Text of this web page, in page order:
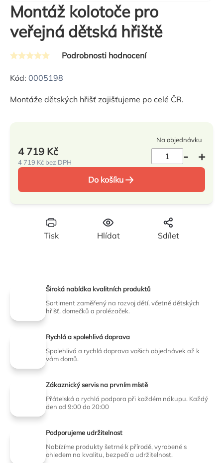
Montáž kolotoče pro
veřejná dětská hřiště
Průměrné
hodnocení
je
hvězdiček.
Podrobnosti hodnocení
Kód: 0005198
Montáže dětských hřišť zajišťujeme po celé ČR.
Tisk Hlídat Sdílet
Na objednávku
4 719 Kč
4 719 Kč bez DPH
Měrná
cena:
Do košíku
Široká nabídka kvalitních produktů
Sortiment zaměřený na rozvoj dětí, včetně dětských
hřišť, domečků a prolézaček.
Rychlá a spolehlivá doprava
Spolehlivá a rychlá doprava vašich objednávek až k
vám domů.
Zákaznický servis na prvním místě
Přátelská a rychlá podpora při každém nákupu. Každý
den od 9:00 do 20:00
Podporujeme udržitelnost
Nabízíme produkty šetrné k přírodě, vyrobené s
ohledem na kvalitu, bezpečí a udržitelnost.